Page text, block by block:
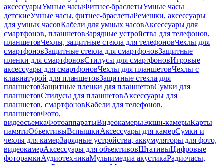
аксессуарыУмные часыФитнес-браслетыУмные часы
детскиеУмные часы, фитнес-браслетыРемешки, аксессуары
для умных часовКабели для умных часовАксессуары для
смартфонов, планшетовЗарядные устройства для телефонов,
планшетовЧехлы, защитные стекла для телефоновЧехлы для
смартфоновЗащитные стекла для смартфоновЗащитные
пленки для смартфоновСтилусы для смартфоновИгровые
аксессуары для смартфоновЧехлы для планшетовЧехлы с
клавиатурой для планшетовЗащитные стекла для
планшетовЗащитные пленки для планшетовСумки для
планшетовСтилусы для планшетовАксессуары для
планшетов, смартфоновКабели для телефонов,
планшетовФото,
видеосъемкаФотоаппаратыВидеокамерыЭкшн-камерыКарты
памятиОбъективыВспышкиАксессуары для камерСумки и
чехлы для камерЗарядные устройства, аккумуляторы для фото,
видеокамерАксессуары для объективовШтативыЦифровые
фоторамкиАудиотехникаМультимедиа акустикаРадиочасы,